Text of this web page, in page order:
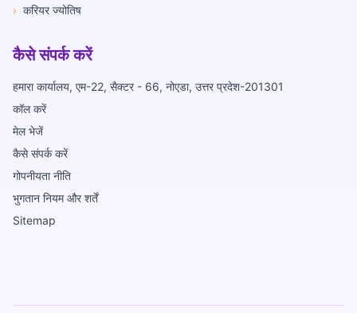
› करियर ज्योतिष
कैसे संपर्क करें
हमारा कार्यालय, एम-22, सैक्टर - 66, नोएडा, उत्तर प्रदेश-201301
कॉल करें
मेल भेजें
कैसे संपर्क करें
गोपनीयता नीति
भुगतान नियम और शर्तें
Sitemap